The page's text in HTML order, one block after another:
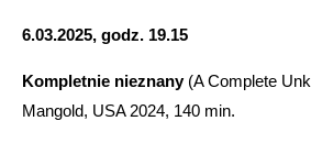
6.03.2025, godz. 19.15
Kompletnie nieznany (A Complete
Mangold, USA 2024, 140 min.